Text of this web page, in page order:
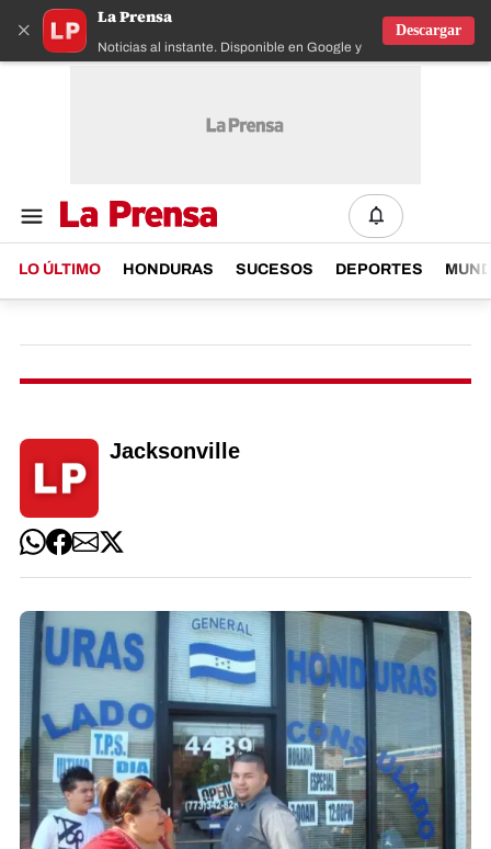
×
La Prensa
Noticias al instante. Disponible en Google y IOS
Descargar
LO ÚLTIMO HONDURAS SUCESOS DEPORTES
Jacksonville